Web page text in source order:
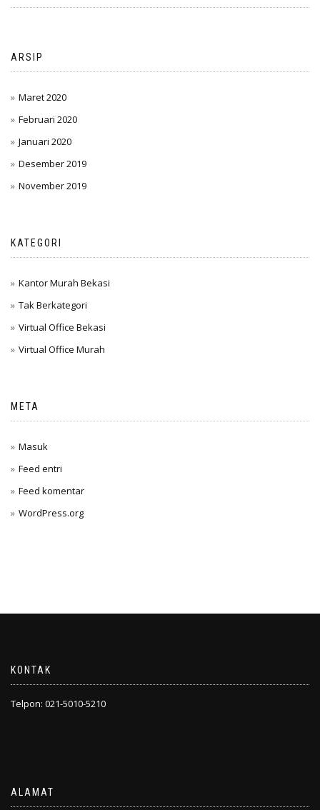
ARSIP
Maret 2020
Februari 2020
Januari 2020
Desember 2019
November 2019
KATEGORI
Kantor Murah Bekasi
Tak Berkategori
Virtual Office Bekasi
Virtual Office Murah
META
Masuk
Feed entri
Feed komentar
WordPress.org
KONTAK
Telpon: 021-5010-5210
ALAMAT